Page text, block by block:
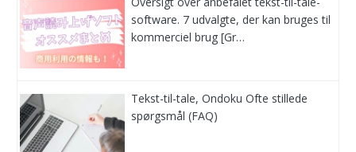
software. 7 udvalgte, der kan bruges til
kommerciel brug [Gr…
Tekst-til-tale, Ondoku Ofte stillede
spørgsmål (FAQ)